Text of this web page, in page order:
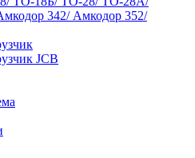
342/ Амкодор 352/
JCB